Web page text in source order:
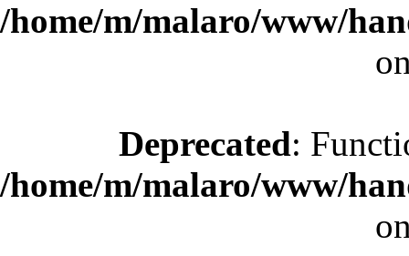
/home/m/malaro/www/
Deprecated:
/home/m/malaro/www/